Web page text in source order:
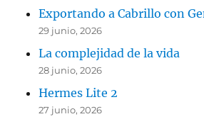
Exportando a Cabrillo con
29 junio, 2026
La complejidad de la vida
28 junio, 2026
Hermes Lite 2
27 junio, 2026